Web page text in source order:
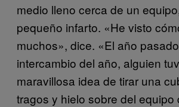
medio lleno cerca de un
pequeño infarto. «He visto
muchos», dice. «El año
intercambio del año, alguien
maravillosa idea de tirar una
tragos y hielo sobre del equipo